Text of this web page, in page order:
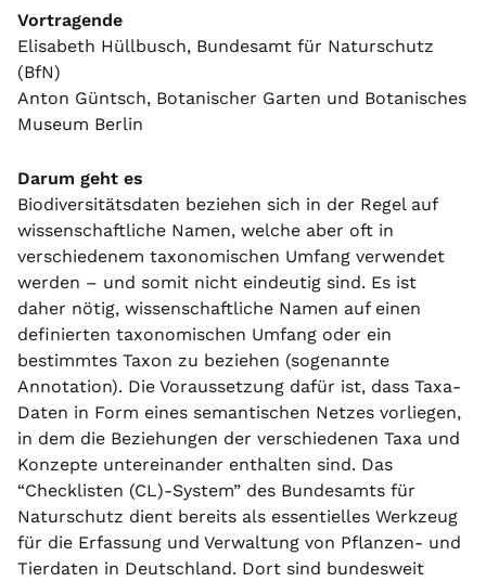
Vortragende
Elisabeth Hüllbusch, Bundesamt für Naturschutz
(BfN)
Anton Güntsch, Botanischer Garten und Botanisches
Museum Berlin
Darum geht es
Biodiversitätsdaten beziehen sich in der Regel auf
wissenschaftliche Namen, welche aber oft in
verschiedenem taxonomischen Umfang verwendet
werden – und somit nicht eindeutig sind. Es ist
daher nötig, wissenschaftliche Namen auf einen
definierten taxonomischen Umfang oder ein
bestimmtes Taxon zu beziehen (sogenannte
Annotation). Die Voraussetzung dafür ist, dass Taxa-
Daten in Form eines semantischen Netzes vorliegen,
in dem die Beziehungen der verschiedenen Taxa und
Konzepte untereinander enthalten sind. Das
“Checklisten (CL)-System” des Bundesamts für
Naturschutz dient bereits als essentielles Werkzeug
für die Erfassung und Verwaltung von Pflanzen- und
Tierdaten in Deutschland. Dort sind bundesweit